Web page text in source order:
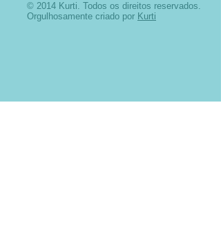
© 2014 Kurti. Todos os direitos reservados.
Orgulhosamente criado por Kurti